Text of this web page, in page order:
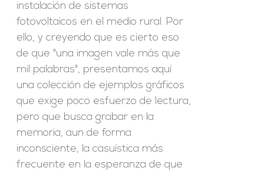
instalación de sistemas
fotovoltaicos en el medio rural. Por
ello, y creyendo que es cierto eso
de que "una imagen vale más que
mil palabras", presentamos aquí
una colección de ejemplos gráficos
que exige poco esfuerzo de lectura,
pero que busca grabar en la
memoria, aun de forma
inconsciente, la casuística más
frecuente en la esperanza de que